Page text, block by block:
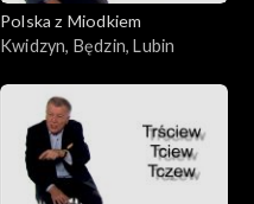
Polska z Miodkiem
Kwidzyn, Będzin, Lubin